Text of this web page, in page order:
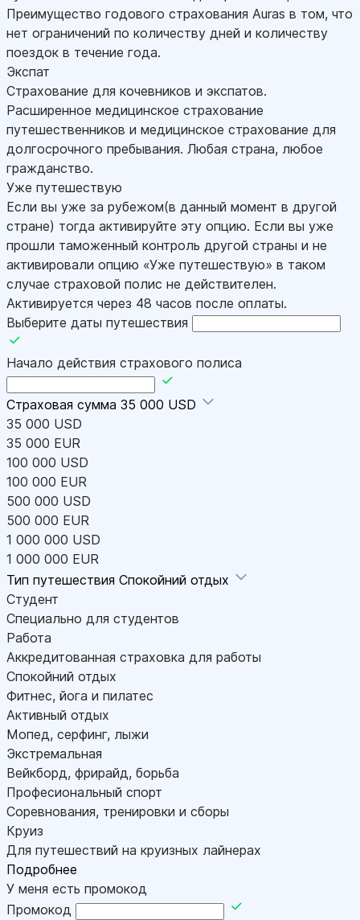
Преимущество годового страхования Auras в том, что
нет ограничений по количеству дней и количеству
поездок в течение года.
Экспат
Страхование для кочевников и экспатов.
Расширенное медицинское страхование
путешественников и медицинское страхование для
долгосрочного пребывания. Любая страна, любое
гражданство.
Уже путешествую
Если вы уже за рубежом(в данный момент в другой
стране) тогда активируйте эту опцию. Если вы уже
прошли таможенный контроль другой страны и не
активировали опцию «Уже путешествую» в таком
случае страховой полис не действителен.
Активируется через 48 часов после оплаты.
Выберите даты путешествия
Начало действия страхового полиса
Страховая сумма 35 000 USD
35 000 USD
35 000 EUR
100 000 USD
100 000 EUR
500 000 USD
500 000 EUR
1 000 000 USD
1 000 000 EUR
Тип путешествия Спокойний отдых
Студент
Специально для студентов
Работа
Аккредитованная страховка для работы
Спокойний отдых
Фитнес, йога и пилатес
Активный отдых
Мопед, серфинг, лыжи
Экстремальная
Вейкборд, фрирайд, борьба
Професиональный спорт
Соревнования, тренировки и сборы
Круиз
Для путешествий на круизных лайнерах
Подробнее
У меня есть промокод
Промокод